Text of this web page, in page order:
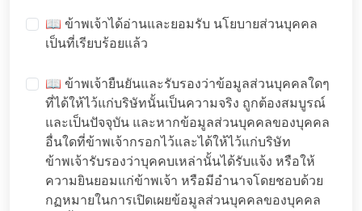
📖 ข้าพเจ้าได้อ่านและยอมรับ นโยบายส่วนบุคคล
เป็นที่เรียบร้อยแล้ว
📖 ข้าพเจ้ายืนยันและรับรองว่าข้อมูลส่วนบุคคลใดๆ
ที่ได้ให้ไว้แก่บริษัทนั้นเป็นความจริง ถูกต้องสมบูรณ์
และเป็นปัจจุบัน และหากข้อมูลส่วนบุคคลของบุคคล
อื่นใดที่ข้าพเจ้ากรอกไว้และได้ให้ไว้แก่บริษัท
ข้าพเจ้ารับรองว่าบุคคบเหล่านั้นได้รับแจ้ง หรือให้
ความยินยอมแก่ข้าพเจ้า หรือมีอำนาจโดยชอบด้วย
กฏหมายในการเปิดเผยข้อมูลส่วนบุคคลของบุคคล